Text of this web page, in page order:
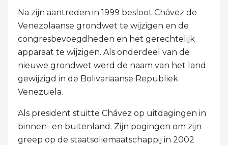
Na zijn aantreden in 1999 besloot Chávez de
Venezolaanse grondwet te wijzigen en de
congresbevoegdheden en het gerechtelijk
apparaat te wijzigen. Als onderdeel van de
nieuwe grondwet werd de naam van het land
gewijzigd in de Bolivariaanse Republiek
Venezuela.
Als president stuitte Chávez op uitdagingen in
binnen- en buitenland. Zijn pogingen om zijn
greep op de staatsoliemaatschappij in 2002